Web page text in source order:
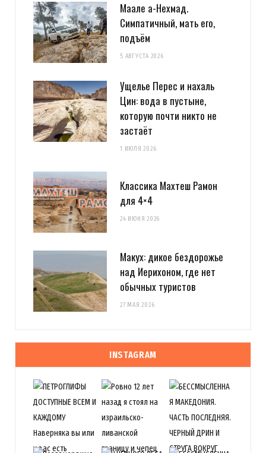
Маале а-Нехмад.
Симпатичный, мать его,
подъём
5 АВГУСТА 2026
Ущелье Перес и нахаль
Цин: вода в пустыне,
которую почти никто не
застаёт
1 ИЮЛЯ 2026
Классика Махтеш Рамон
для 4×4
24 ИЮНЯ 2026
Макух: дикое бездорожье
над Иерихоном, где нет
обычных туристов
27 МАЯ 2026
INSTAGRAM